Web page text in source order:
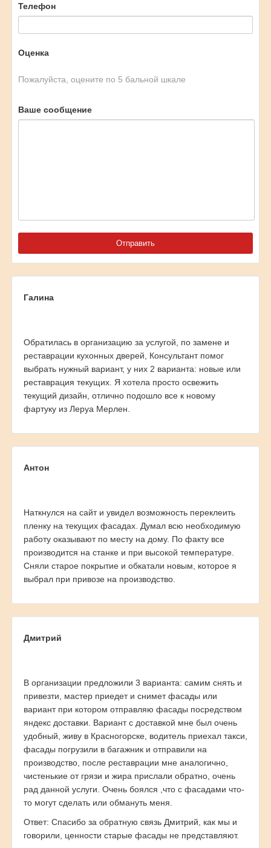
Телефон
Оценка
Пожалуйста, оцените по 5 бальной шкале
Ваше сообщение
Галина
Обратилась в организацию за услугой, по замене и
реставрации кухонных дверей, Консультант помог
выбрать нужный вариант, у них 2 варианта: новые или
реставрация текущих. Я хотела просто освежить
текущий дизайн, отлично подошло все к новому
фартуку из Леруа Мерлен.
Антон
Наткнулся на сайт и увидел возможность переклеить
пленку на текущих фасадах. Думал всю необходимую
работу оказывают по месту на дому. По факту все
производится на станке и при высокой температуре.
Сняли старое покрытие и обкатали новым, которое я
выбрал при привозе на производство.
Дмитрий
В организации предложили 3 варианта: самим снять и
привезти, мастер приедет и снимет фасады или
вариант при котором отправляю фасады посредством
яндекс доставки. Вариант с доставкой мне был очень
удобный, живу в Красногорске, водитель приехал такси,
фасады погрузили в багажник и отправили на
производство, после реставрации мне аналогично,
чистенькие от грязи и жира прислали обратно, очень
рад данной услуги. Очень боялся ,что с фасадами что-
то могут сделать или обмануть меня.
Ответ: Спасибо за обратную связь Дмитрий, как мы и
говорили, ценности старые фасады не представляют.